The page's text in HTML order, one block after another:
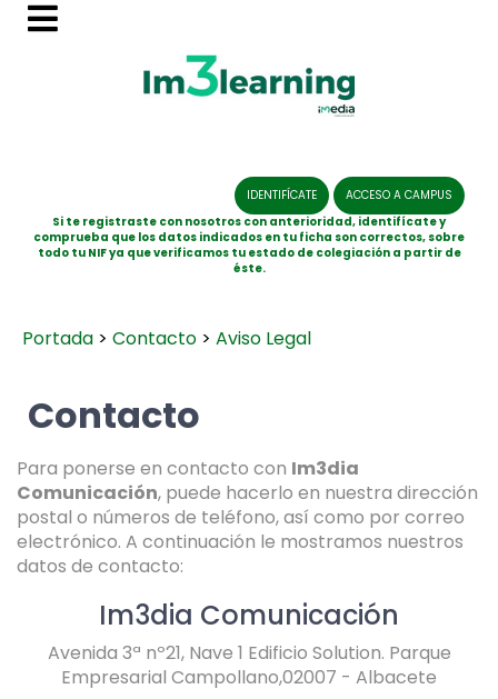
IDENTIFÍCATE
ACCESO A CAMPUS
Si te registraste con nosotros con anterioridad, identifícate y
comprueba que los datos indicados en tu ficha son correctos, sobre
todo tu NIF ya que verificamos tu estado de colegiación a partir de
éste.
Portada > Contacto > Aviso Legal
Contacto
Para ponerse en contacto con Im3dia
Comunicación, puede hacerlo en nuestra dirección
postal o números de teléfono, así como por correo
electrónico. A continuación le mostramos nuestros
datos de contacto:
Im3dia Comunicación
Avenida 3ª nº21, Nave 1 Edificio Solution. Parque
Empresarial Campollano,02007 - Albacete